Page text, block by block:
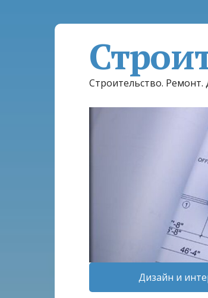
Строительство. Ремонт.
Дизайн и